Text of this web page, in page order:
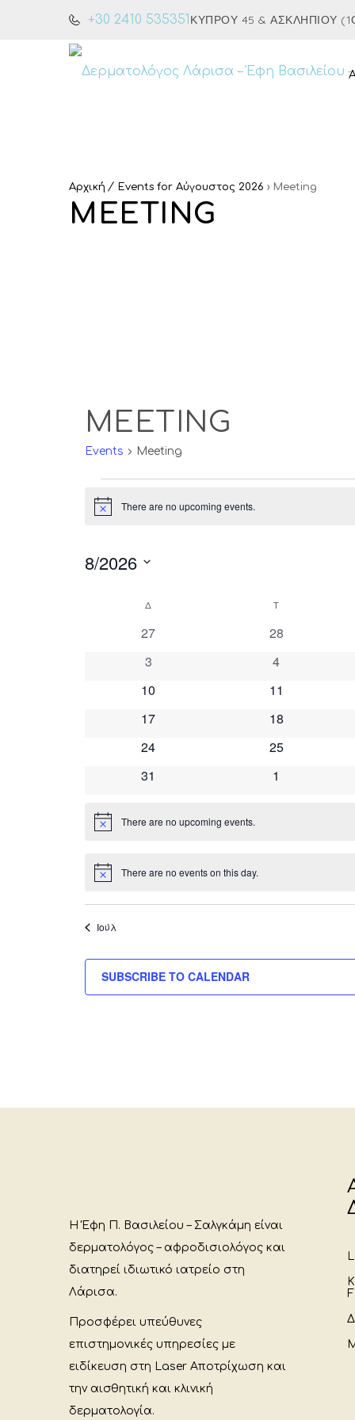
+30 2410 535351 ΚΎΠΡΟΥ 45 & ΑΣΚΛΗΠΙΟΎ
Αρχική Events for Αύγουστος 2026 › Meeting
MEETING
MEETING
Events Meeting
EVENTS
Notice There are no upcoming events.
8/2026
CALENDAR
EVENTS
Δ Τ
0
27
0
28
0
3
0
4
0
10
0
11
0
17
0
18
0
24
0
25
0
31
0
1
Notice There are no upcoming events.
Notice There are no events on this day.
Ιούλ
SUBSCRIBE TO CALENDAR
Η Έφη Π. Βασιλείου – Σαλγκάμη είναι
δερματολόγος – αφροδισιολόγος και
διατηρεί ιδιωτικό ιατρείο στη
Λάρισα.
Προσφέρει υπεύθυνες
επιστημονικές υπηρεσίες με
ειδίκευση στη Laser Αποτρίχωση και
την αισθητική και κλινική
δερματολογία.